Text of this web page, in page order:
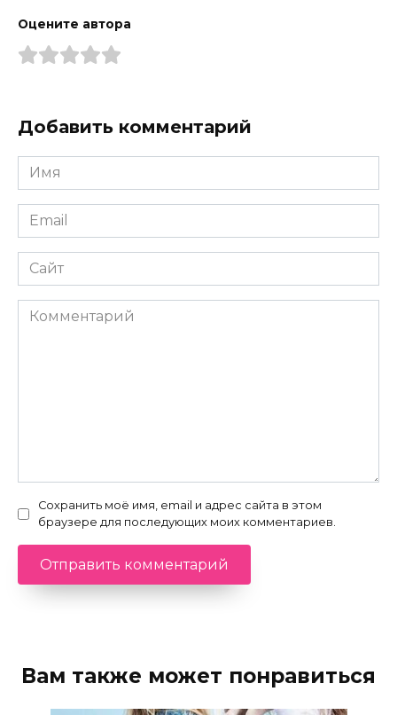
Оцените автора
Добавить комментарий
Имя
*
Email
*
Сайт
Комментарий
Сохранить моё имя, email и адрес сайта в этом
браузере для последующих моих комментариев.
Вам также может понравиться